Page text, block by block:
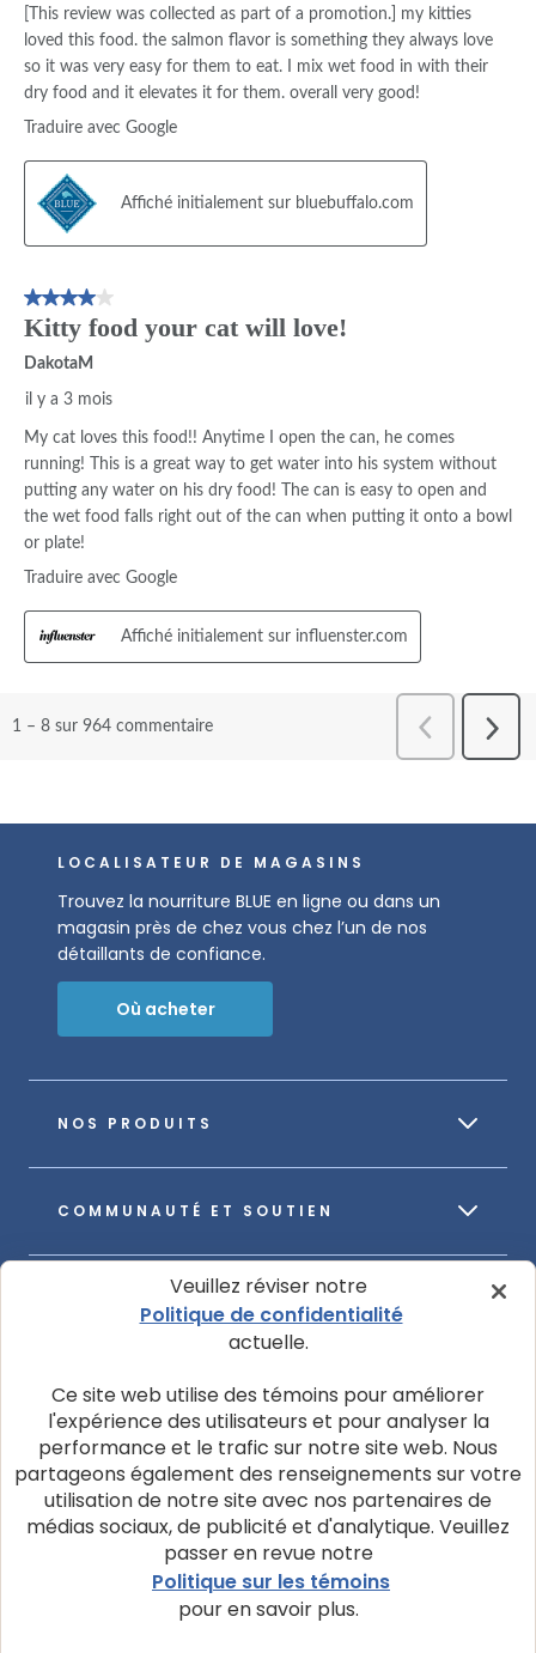
NOS PRODUITS
COMMUNAUTÉ ET SOUTIEN
À PROPOS DE NOTRE ENTREPRISE
LOCALISATEUR DE MAGASINS
Trouvez la nourriture BLUE en ligne ou dans un
magasin près de chez vous chez l’un de nos
détaillants de confiance.
Où acheter
© 2026 La société Blue Buffalo ltée
Politique de confidentialité
Avis d’utilisation de témoins
Personnaliser les paramètres des témoins
Demandes de confidentialité des données
Veuillez réviser notre
Politique de confidentialité
actuelle.
Ce site web utilise des témoins pour améliorer
l'expérience des utilisateurs et pour analyser la
performance et le trafic sur notre site web. Nous
partageons également des renseignements sur votre
utilisation de notre site avec nos partenaires de
médias sociaux, de publicité et d'analytique. Veuillez
passer en revue notre
Politique sur les témoins
pour en savoir plus.